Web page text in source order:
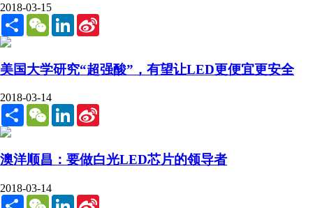
2018-03-15
Share WeChatLinkedIn
美国大学研究“超强酸”，有望让LED更便宜更安全
2018-03-14
Share WeChatLinkedIn
澳洋顺昌：要做白光LED芯片的领导者
2018-03-14
Share WeChatLinkedIn